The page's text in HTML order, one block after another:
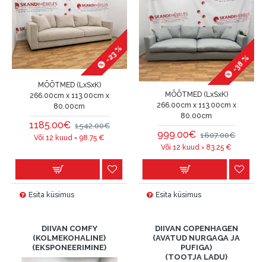
-23 %
MÕÕTMED (LxSxK)
266.00cm x 113.00cm x
80.00cm
1185.00€ 1542.00€
Või 12 kuud = 98.75 €
Esita küsimus
-38 %
MÕÕTMED (LxSxK)
266.00cm x 113.00cm x
80.00cm
999.00€ 1607.00€
Või 12 kuud = 83.25 €
Esita küsimus
DIIVAN COMFY
(KOLMEKOHALINE)
(EKSPONEERIMINE)
DIIVAN COPENHAGEN
(AVATUD NURGAGA JA
PUFIGA)
(TOOTJA LADU)